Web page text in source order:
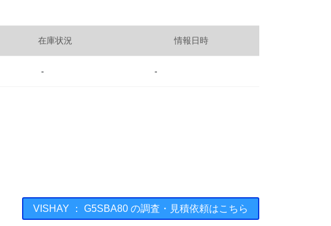
在庫状況 情報日時
- -
VISHAY ： G5SBA80 の調査・見積依頼はこちら